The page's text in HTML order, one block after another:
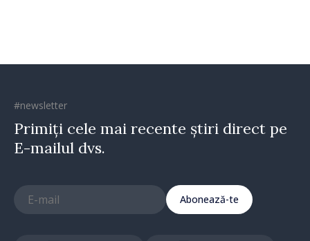
#newsletter
Primiți cele mai recente știri direct pe
E-mailul dvs.
Abonează-te